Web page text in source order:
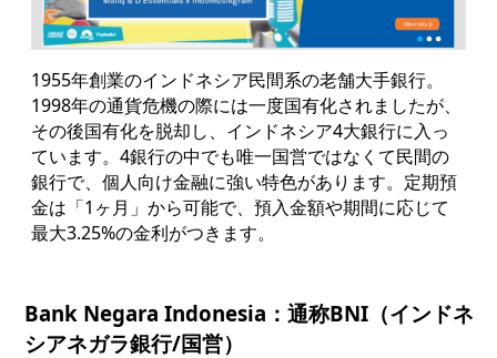
1955年創業のインドネシア民間系の老舗大手銀行。
1998年の通貨危機の際には一度国有化されましたが、
その後国有化を脱却し、インドネシア4大銀行に入っ
ています。4銀行の中でも唯一国営ではなくて民間の
銀行で、個人向け金融に強い特色があります。定期預
金は「1ヶ月」から可能で、預入金額や期間に応じて
最大3.25%の金利がつきます。
Bank Negara Indonesia：通称BNI（インドネ
シアネガラ銀行/国営）